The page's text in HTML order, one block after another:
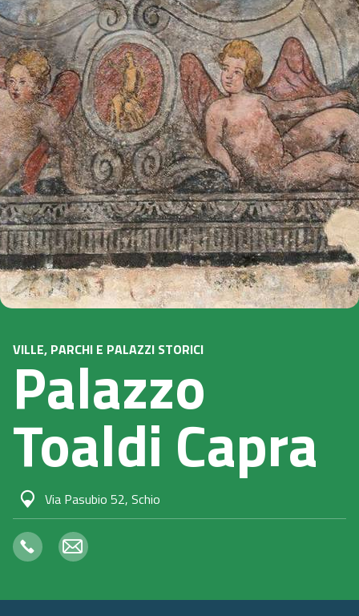
VILLE, PARCHI E PALAZZI STORICI
Palazzo
Toaldi Capra
Via Pasubio 52, Schio